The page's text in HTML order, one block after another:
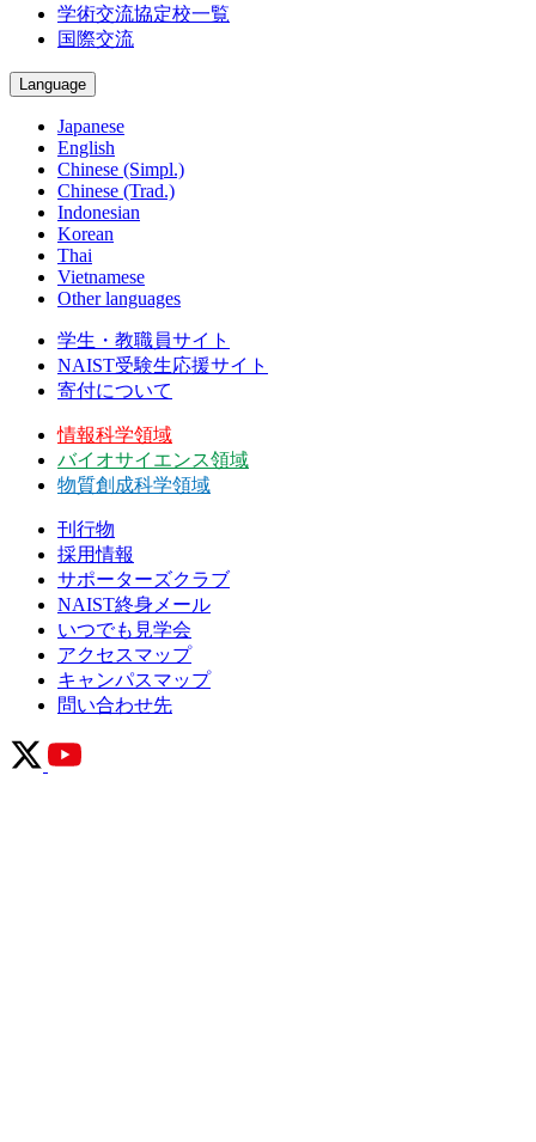
学術交流協定校一覧
国際交流
Language
Japanese
English
Chinese (Simpl.)
Chinese (Trad.)
Indonesian
Korean
Thai
Vietnamese
Other languages
学生・教職員サイト
NAIST受験生応援サイト
寄付について
情報科学領域
バイオサイエンス領域
物質創成科学領域
刊行物
採用情報
サポーターズクラブ
NAIST終身メール
いつでも見学会
アクセスマップ
キャンパスマップ
問い合わせ先